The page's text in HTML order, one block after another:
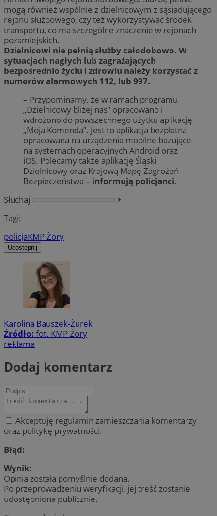
mogą również wspólnie z dzielnicowym z sąsiadującego
rejonu służbowego, czy też wykorzystywać środek
transportu, co ma szczególne znaczenie w rejonach
pozamiejskich.
Dzielnicowi nie pełnią służby całodobowo. W
sytuacjach nagłych lub zagrażających
bezpośrednio życiu i zdrowiu należy korzystać z
numerów alarmowych 112, lub 997.
– Przypominamy, że w ramach programu
„Dzielnicowy bliżej nas” opracowano i
wdrożono do powszechnego użytku aplikację
„Moja Komenda”. Jest to aplikacja bezpłatna
opracowana na urządzenia mobilne bazujące
na systemach operacyjnych Android oraz
iOS. Polecamy także aplikację Śląski
Dzielnicowy oraz Krajową Mapę Zagrożeń
Bezpieczeństwa – informują policjanci.
Słuchaj
⏵︎
Tagi:
policjaKMP Żory
Udostępnij
Karolina Bauszek-Żurek
Źródło: fot. KMP Żory
reklama
Dodaj komentarz
Akceptuję regulamin zamieszczania komentarzy
oraz politykę prywatności.
Błąd:
Wynik:
Opinia została pomyślnie dodana.
Po przeprowadzeniu weryfikacji, jej treść zostanie
udostępniona publicznie.